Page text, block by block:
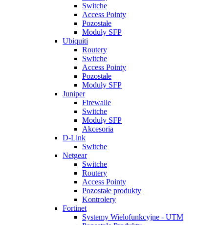
Switche
Access Pointy
Pozostałe
Moduły SFP
Ubiquiti
Routery
Switche
Access Pointy
Pozostałe
Moduły SFP
Juniper
Firewalle
Switche
Moduły SFP
Akcesoria
D-Link
Switche
Netgear
Switche
Routery
Access Pointy
Pozostałe produkty
Kontrolery
Fortinet
Systemy Wielofunkcyjne - UTM